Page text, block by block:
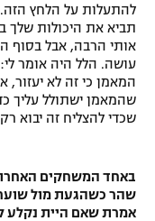
להתעלות על הלחץ
אותי הרבה, אבל בסוף
עושה. הלל היה אומר
המאמן כי זה לא
שהמאמן ישתולל עליך
שכדי להצליח זה יבוא
באחד המשחקים
שהר כשהגעת מול
אמרת שאם היית נקלע